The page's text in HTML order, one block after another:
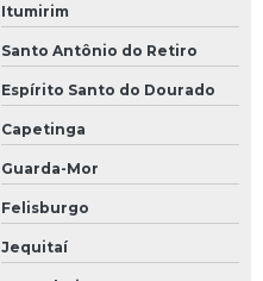
Itumirim
Santo Antônio do Retiro
Espírito Santo do Dourado
Capetinga
Guarda-Mor
Felisburgo
Jequitaí